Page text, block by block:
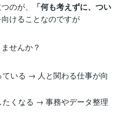
のが、
「何も考えずに、つい
けることなのですが
せんか？
いる → 人と関わる仕事が向
たくなる → 事務やデータ整理